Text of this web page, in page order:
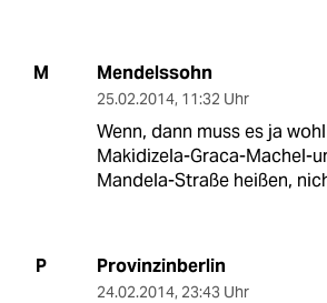
M Mendelssohn
25.02.2014, 11:32 Uhr
Wenn, dann muss es ja
Makidizela-Graca-Machel-
Mandela-Straße heißen,
P Provinzinberlin
24.02.2014, 23:43 Uhr